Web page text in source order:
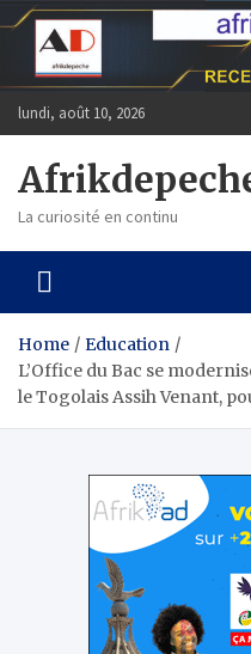
Skip
content
lundi, août 10, 2026
La curiosité en continu
Home
Education
L’Office du Bac se
le Togolais Assih Venant,